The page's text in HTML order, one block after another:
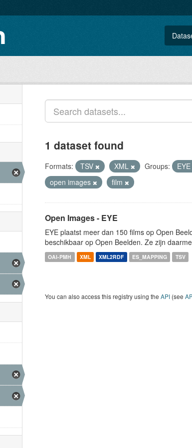
1 dataset found
Formats: TSV XML Groups:
open images
film
Open Images - EYE
EYE plaatst meer dan 150 films op Open
beschikbaar op Open Beelden. Ze zijn
OAI-PMH XML XML2RDF ES_MAPPING TSV
You can also access this registry using the API (see